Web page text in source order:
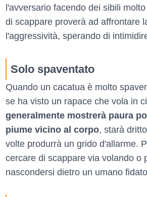
l'avversario facendo dei sibili
di scappare proverà ad affrontare
l'aggressività, sperando di
Solo spaventato
Quando un cacatua è molto
se ha visto un rapace che vola in
generalmente mostrerà paura
piume vicino al corpo, starà
volte produrrà un grido d'allarme.
cercare di scappare via volando o
nascondersi dietro un umano